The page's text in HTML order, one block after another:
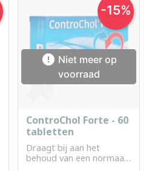
 Niet meer op
voorraad
ControChol Forte - 60
tabletten
Draagt ​​bij aan het
behoud van een normaal
-15%